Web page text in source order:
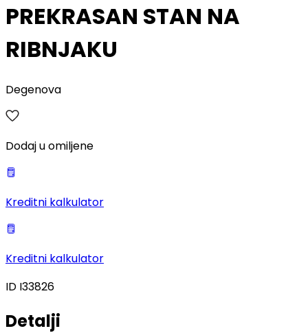
PREKRASAN STAN NA
RIBNJAKU
Degenova
Dodaj u omiljene
Kreditni kalkulator
Kreditni kalkulator
ID I33826
Detalji